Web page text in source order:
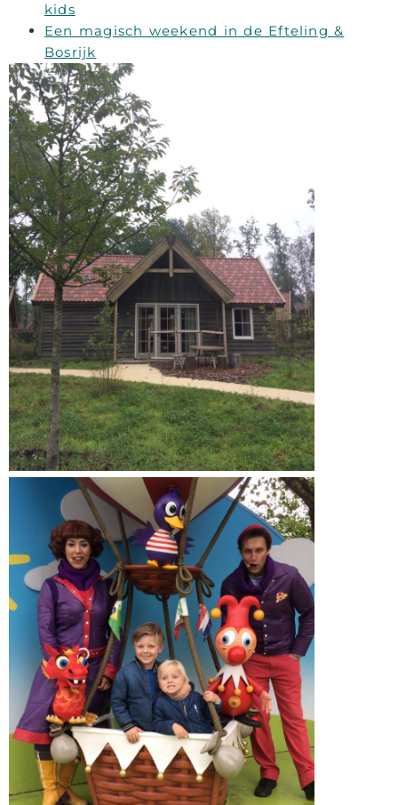
kids
Een magisch weekend in de Efteling &
Bosrijk